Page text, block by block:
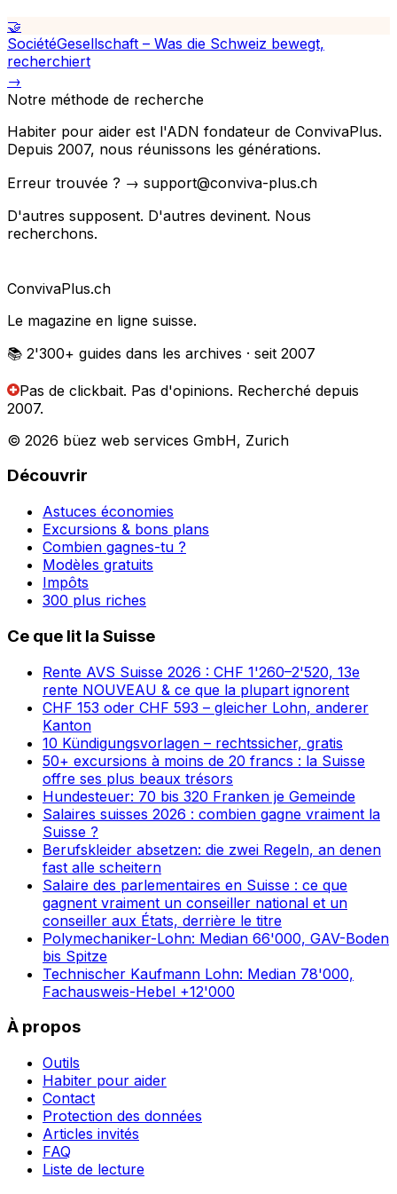
🤝
SociétéGesellschaft – Was die Schweiz bewegt,
recherchiert
→
Notre méthode de recherche
Habiter pour aider est l'ADN fondateur de ConvivaPlus.
Depuis 2007, nous réunissons les générations.
Erreur trouvée ? → support@conviva-plus.ch
D'autres supposent. D'autres devinent. Nous
recherchons.
ConvivaPlus.ch
Le magazine en ligne suisse.
📚 2'300+ guides dans les archives · seit 2007
Pas de clickbait. Pas d'opinions. Recherché depuis
2007.
© 2026 büez web services GmbH, Zurich
Découvrir
Astuces économies
Excursions & bons plans
Combien gagnes-tu ?
Modèles gratuits
Impôts
300 plus riches
Ce que lit la Suisse
Rente AVS Suisse 2026 : CHF 1'260–2'520, 13e
rente NOUVEAU & ce que la plupart ignorent
CHF 153 oder CHF 593 – gleicher Lohn, anderer
Kanton
10 Kündigungsvorlagen – rechtssicher, gratis
50+ excursions à moins de 20 francs : la Suisse
offre ses plus beaux trésors
Hundesteuer: 70 bis 320 Franken je Gemeinde
Salaires suisses 2026 : combien gagne vraiment la
Suisse ?
Berufskleider absetzen: die zwei Regeln, an denen
fast alle scheitern
Salaire des parlementaires en Suisse : ce que
gagnent vraiment un conseiller national et un
conseiller aux États, derrière le titre
Polymechaniker-Lohn: Median 66'000, GAV-Boden
bis Spitze
Technischer Kaufmann Lohn: Median 78'000,
Fachausweis-Hebel +12'000
À propos
Outils
Habiter pour aider
Contact
Protection des données
Articles invités
FAQ
Liste de lecture